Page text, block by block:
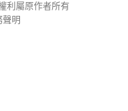
利屬原作者所有
聲明